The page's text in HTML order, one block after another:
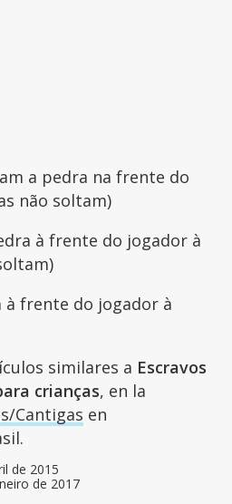
a pedra na frente do
não soltam)
à frente do jogador à
à frente do jogador à
similares a Escravos
crianças, en la
Cantigas en
de 2015
de 2017